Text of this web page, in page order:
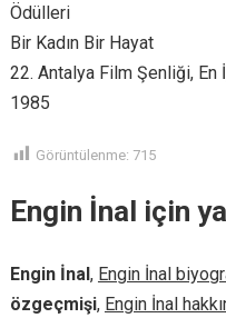
Ödülleri
Bir Kadın Bir Hayat
22. Antalya Film Şenliği, En
1985
Görüntülenme: 715
Engin İnal için
Engin İnal, Engin İnal
özgeçmişi, Engin İnal